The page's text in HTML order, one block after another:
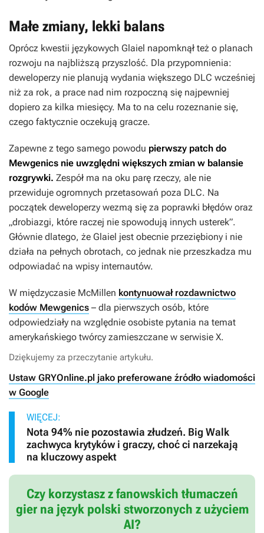
Małe zmiany, lekki balans
Oprócz kwestii językowych Glaiel napomknął też o planach
rozwoju na najbliższą przyszlość. Dla przypomnienia:
deweloperzy nie planują wydania większego DLC wcześniej
niż za rok, a prace nad nim rozpoczną się najpewniej
dopiero za kilka miesięcy. Ma to na celu rozeznanie się,
czego faktycznie oczekują gracze.
Zapewne z tego samego powodu pierwszy patch do
Mewgenics nie uwzględni większych zmian w balansie
rozgrywki. Zespół ma na oku parę rzeczy, ale nie
przewiduje ogromnych przetasowań poza DLC. Na
początek deweloperzy wezmą się za poprawki błędów oraz
„drobiazgi, które raczej nie spowodują innych usterek”.
Głównie dlatego, że Glaiel jest obecnie przeziębiony i nie
działa na pełnych obrotach, co jednak nie przeszkadza mu
odpowiadać na wpisy internautów.
W międzyczasie McMillen kontynuował rozdawnictwo
kodów Mewgenics – dla pierwszych osób, które
odpowiedziały na względnie osobiste pytania na temat
amerykańskiego twórcy zamieszczane w serwisie X.
Dziękujemy za przeczytanie artykułu.
Ustaw GRYOnline.pl jako preferowane źródło wiadomości
w Google
WIĘCEJ:
Nota 94% nie pozostawia złudzeń. Big Walk
zachwyca krytyków i graczy, choć ci narzekają
na kluczowy aspekt
Czy korzystasz z fanowskich tłumaczeń
gier na język polski stworzonych z użyciem
AI?